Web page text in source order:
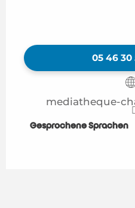
05 46 30
mediatheque-
Gesprochene Sprachen
Gesprochene Sprachen